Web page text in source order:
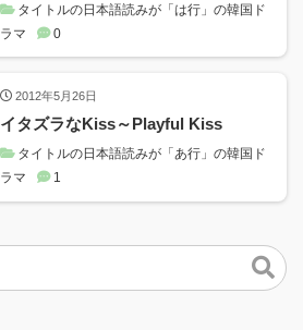
タイトルの日本語読みが「は行」の韓国ド
ラマ
0
2012年5月26日
イタズラなKiss～Playful Kiss
タイトルの日本語読みが「あ行」の韓国ド
ラマ
1